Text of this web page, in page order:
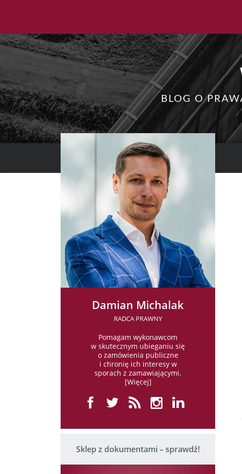
BLOG O
Damian Michalak
RADCA PRAWNY
Pomagam wykonawcom
w skutecznym ubieganiu się
o zamówienia publiczne
i chronię ich interesy w
sporach z zamawiającymi.
[Więcej]
Sklep z dokumentami – sprawdź!